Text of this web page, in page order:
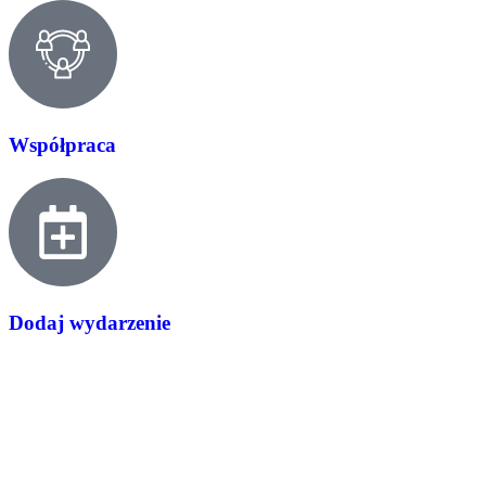
Współpraca
Dodaj wydarzenie